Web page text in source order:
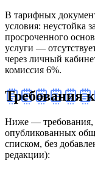
В тарифных
условия: неустойка
просроченного
услуги —
через личный
комиссия 6%.
Требования
Ниже — требования,
опубликованных
списком, без
редакции):